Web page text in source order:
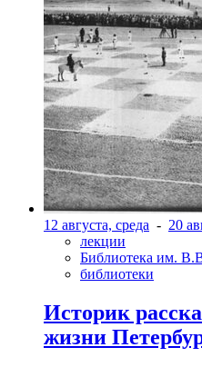
12 августа, среда - 20
лекции
Библиотека им.
библиотеки
Историк
жизни